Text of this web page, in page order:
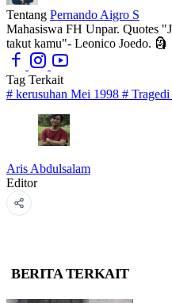
Tentang Pernando Aigro S
Mahasiswa FH Unpar. Quotes
takut kamu"- Leonico Joedo. 🗿
Tag Terkait
# kerusuhan Mei 1998 #
Aris Abdulsalam
Editor
BERITA TERKAIT